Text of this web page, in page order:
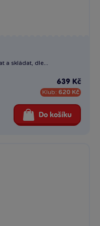
a skládat, dle...
639 Kč
Klub: 620 Kč
Do košíku